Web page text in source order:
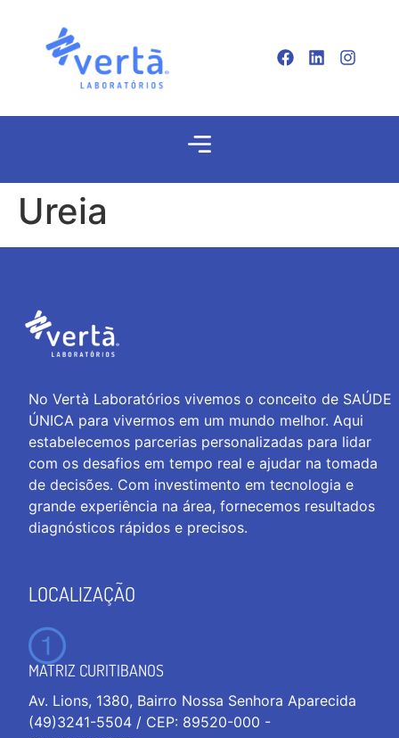
Ureia
No Vertà Laboratórios vivemos o conceito de SAÚDE
ÚNICA para vivermos em um mundo melhor. Aqui
estabelecemos parcerias personalizadas para lidar
com os desafios em tempo real e ajudar na tomada
de decisões. Com investimento em tecnologia e
grande experiência na área, fornecemos resultados
diagnósticos rápidos e precisos.
LOCALIZAÇÃO
MATRIZ CURITIBANOS
Av. Lions, 1380, Bairro Nossa Senhora Aparecida
(49)3241-5504 / CEP: 89520-000 -